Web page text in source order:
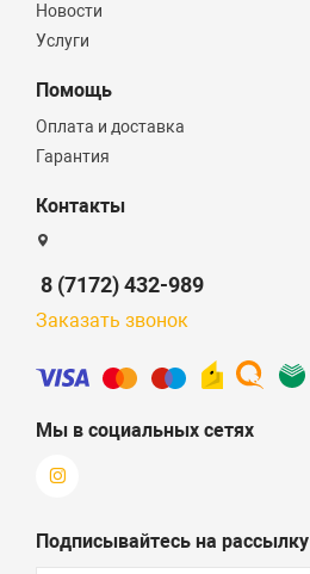
Новости
Услуги
Помощь
Оплата и доставка
Гарантия
Контакты
8 (7172) 432-989
Заказать звонок
Мы в социальных сетях
Подписывайтесь на рассылку